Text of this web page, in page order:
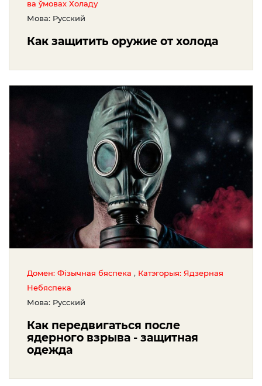
ва ўмовах Холаду
Мова: Русский
Как защитить оружие от холода
Домен: Фізычная бяспека , Катэгорыя: Ядзерная
Небяспека
Мова: Русский
Как передвигаться после
ядерного взрыва - защитная
одежда